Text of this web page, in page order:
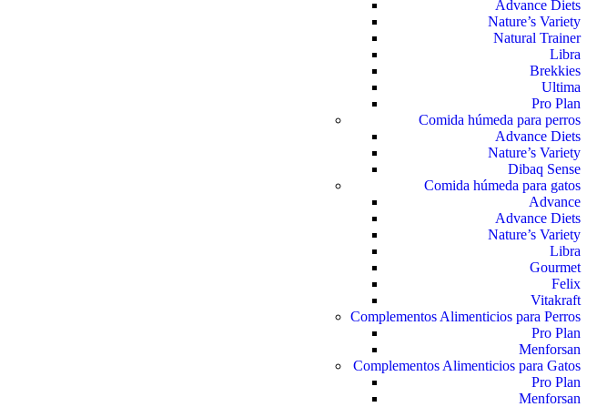
Advance Diets
Nature’s Variety
Natural Trainer
Libra
Brekkies
Ultima
Pro Plan
Comida húmeda para perros
Advance Diets
Nature’s Variety
Dibaq Sense
Comida húmeda para gatos
Advance
Advance Diets
Nature’s Variety
Libra
Gourmet
Felix
Vitakraft
Complementos Alimenticios para Perros
Pro Plan
Menforsan
Complementos Alimenticios para Gatos
Pro Plan
Menforsan